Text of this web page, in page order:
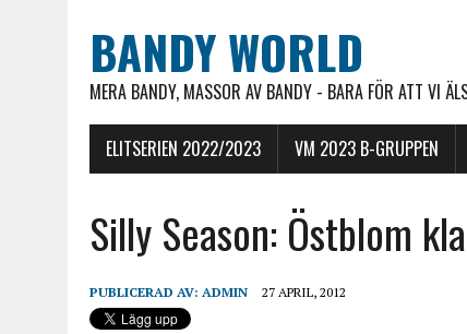
BANDY WORLD
MERA BANDY, MASSOR AV BANDY - BARA FÖR ATT VI
ELITSERIEN 2022/2023 VM 2023 B-GRUPPEN
Silly Season: Östblom
PUBLICERAD AV: ADMIN 27 APRIL, 2012